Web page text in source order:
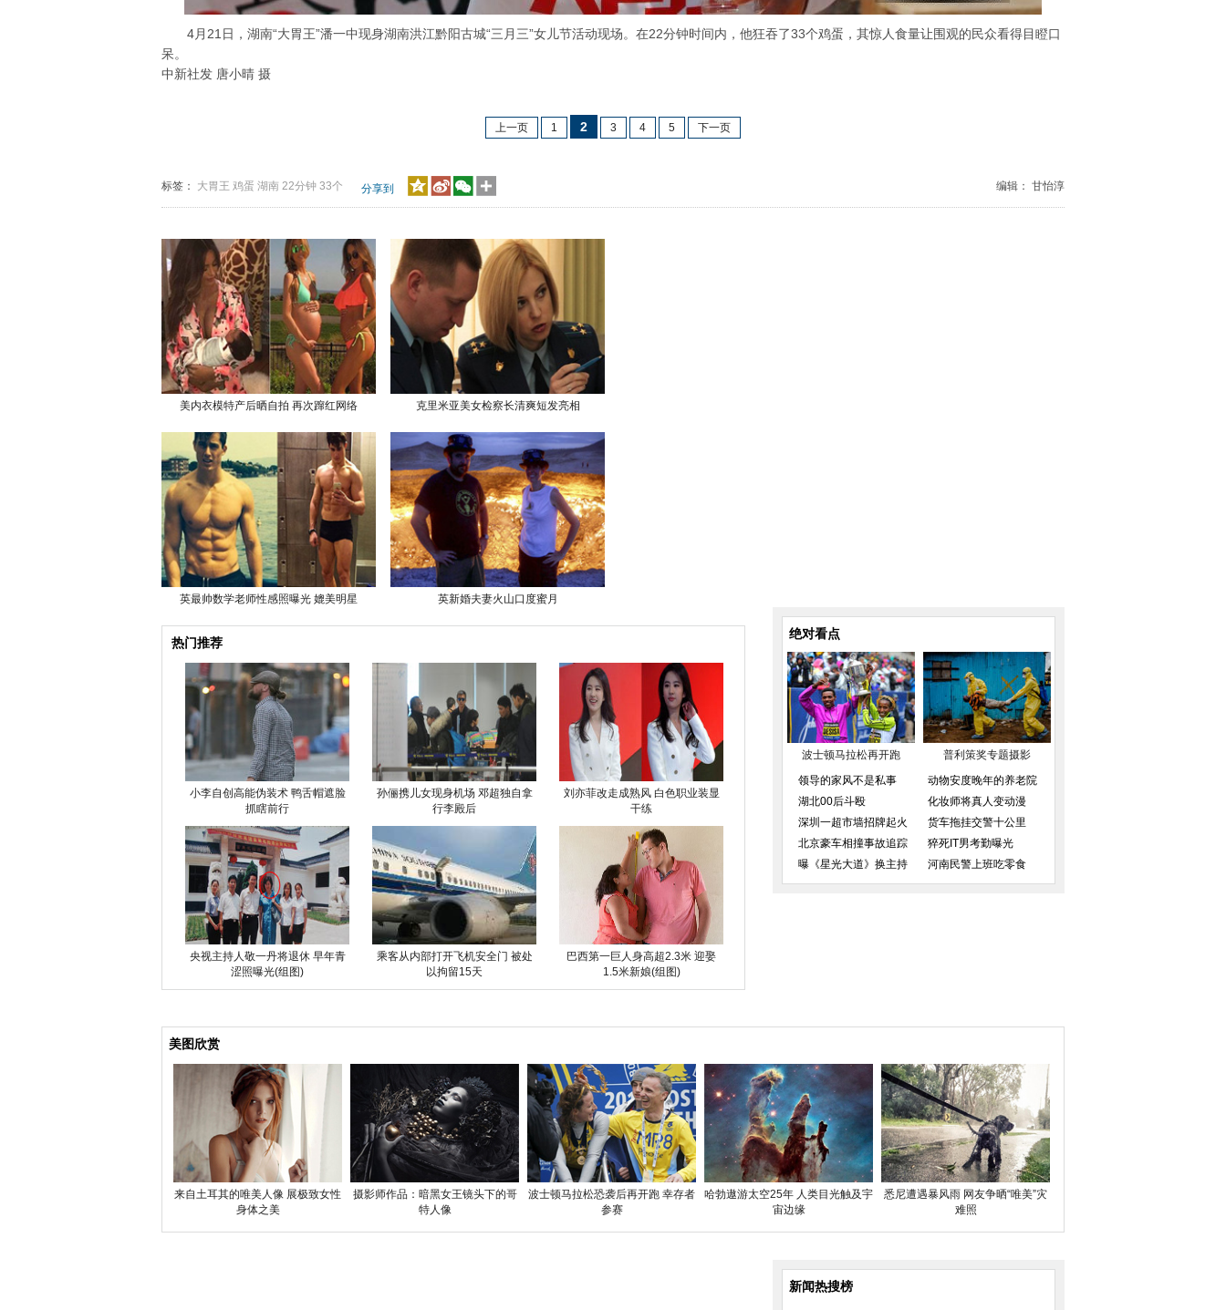
4月21日，湖南“大胃王”潘一中现身湖南洪江黔阳古城“三月三”女儿节活动现场。在22分钟时间内，他狂吞了33个鸡蛋，其惊人食量让围观的民众看得目瞪口
呆。
中新社发 唐小晴 摄
上一页 1 2 3 4 5 下一页
标签： 大胃王 鸡蛋 湖南 22分钟 33个 分享到 编辑： 甘怡淳
美内衣模特产后晒自拍 再次蹿红网络
英最帅数学老师性感照曝光 媲美明星
克里米亚美女检察长清爽短发亮相
英新婚夫妻火山口度蜜月
热门推荐
小李自创高能伪装术 鸭舌帽遮脸
抓瞎前行
孙俪携儿女现身机场 邓超独自拿
行李殿后
刘亦菲改走成熟风 白色职业装显
干练
央视主持人敬一丹将退休 早年青
涩照曝光(组图)
乘客从内部打开飞机安全门 被处
以拘留15天
巴西第一巨人身高超2.3米 迎娶
1.5米新娘(组图)
绝对看点
波士顿马拉松再开跑
普利策奖专题摄影
领导的家风不是私事
湖北00后斗殴
深圳一超市墙招牌起火
北京豪车相撞事故追踪
曝《星光大道》换主持
动物安度晚年的养老院
化妆师将真人变动漫
货车拖挂交警十公里
猝死IT男考勤曝光
河南民警上班吃零食
美图欣赏
来自土耳其的唯美人像 展极致女性
身体之美
摄影师作品：暗黑女王镜头下的哥
特人像
波士顿马拉松恐袭后再开跑 幸存者
参赛
哈勃遨游太空25年 人类目光触及宇
宙边缘
悉尼遭遇暴风雨 网友争晒“唯美”灾
难照
新闻热搜榜